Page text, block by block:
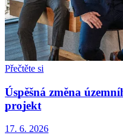
Přečtěte si
Úspěšná změna
projekt
17. 6. 2026